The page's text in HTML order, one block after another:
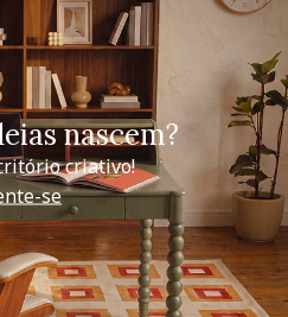
nascem?
criativo!
se